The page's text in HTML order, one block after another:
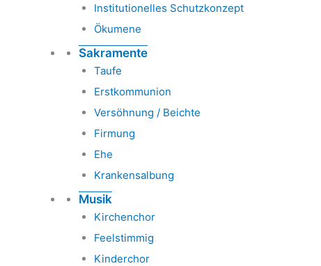
Institutionelles Schutzkonzept
Ökumene
Sakramente
Taufe
Erstkommunion
Versöhnung / Beichte
Firmung
Ehe
Krankensalbung
Musik
Kirchenchor
Feelstimmig
Kinderchor